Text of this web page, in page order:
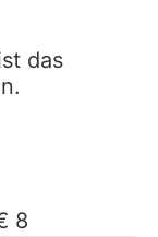
das
8